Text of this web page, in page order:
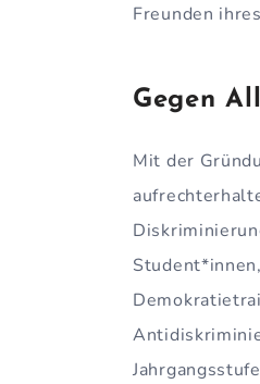
Freunden
Gegen
Mit der